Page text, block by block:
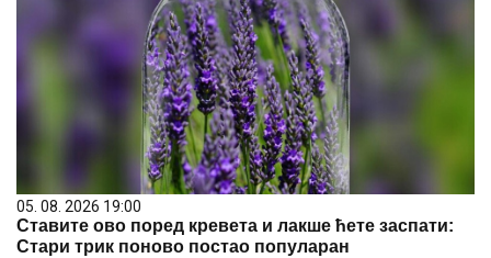
05. 08. 2026 19:00
Ставите ово поред кревета и лакше ћете заспати:
Стари трик поново постао популаран